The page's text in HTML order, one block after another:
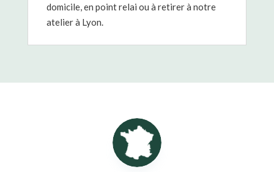
domicile, en point relai ou à retirer à notre
atelier à Lyon.